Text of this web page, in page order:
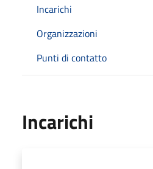
Incarichi
Organizzazioni
Punti di contatto
Incarichi